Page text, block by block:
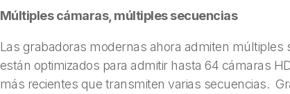
Múltiples cámaras, múltiples secuencias
Las grabadoras modernas ahora admiten
están optimizados para admitir hasta 64 cámaras
más recientes que transmiten varias secuencias.